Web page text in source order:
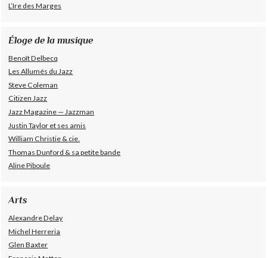
L’Ire des Marges
Éloge de la musique
Benoît Delbecq
Les Allumés du Jazz
Steve Coleman
Citizen Jazz
Jazz Magazine — Jazzman
Justin Taylor et ses amis
William Christie & cie.
Thomas Dunford & sa petite bande
Aline Piboule
Arts
Alexandre Delay
Michel Herreria
Glen Baxter